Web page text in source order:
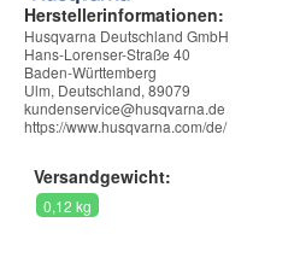
Herstellerinformationen:
Husqvarna Deutschland GmbH
Hans-Lorenser-Straße 40
Baden-Württemberg
Ulm, Deutschland, 89079
kundenservice@husqvarna.de
https://www.husqvarna.com/de/
Versandgewicht:
0,12 kg